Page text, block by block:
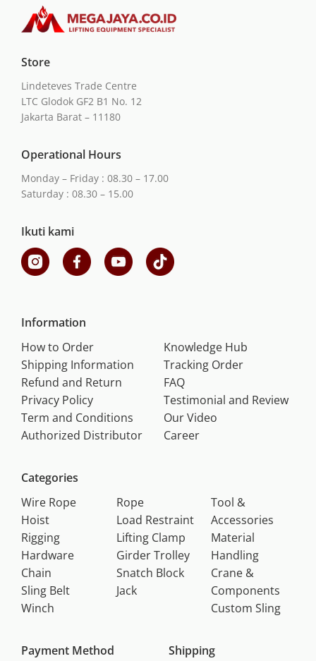
Store
Lindeteves Trade Centre
LTC Glodok GF2 B1 No. 12
Jakarta Barat – 11180
Operational Hours
Monday – Friday : 08.30 – 17.00
Saturday : 08.30 – 15.00
Ikuti kami
Information
How to Order
Shipping Information
Refund and Return
Privacy Policy
Term and Conditions
Authorized Distributor
Knowledge Hub
Tracking Order
FAQ
Testimonial and Review
Our Video
Career
Categories
Wire Rope
Hoist
Rigging
Hardware
Chain
Sling Belt
Winch
Rope
Load Restraint
Lifting Clamp
Girder Trolley
Snatch Block
Jack
Tool &
Accessories
Material
Handling
Crane &
Components
Custom Sling
Payment Method Shipping